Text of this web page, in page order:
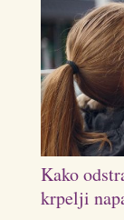
Kako
krpelji